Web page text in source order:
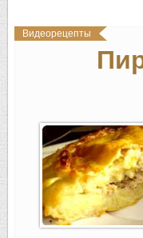
Видеорецепты